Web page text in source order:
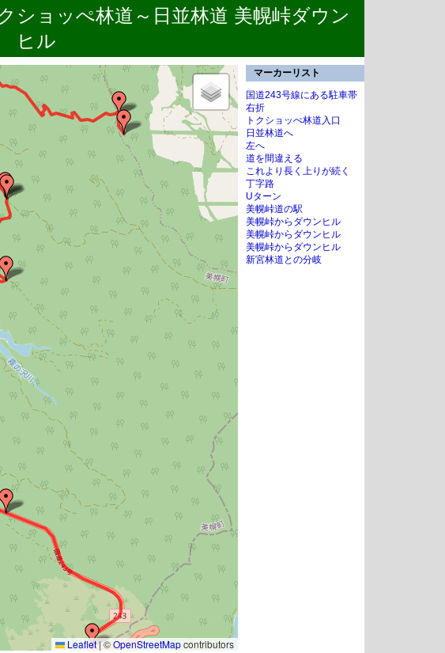
ショッぺ林道～日並林道 美幌峠ダウン
ヒル
Leaflet | ©OpenStreetMapcontributors
マーカーリスト
国道243号線にある駐車帯
右折
トクショッぺ林道入口
日並林道へ
左へ
道を間違える
これより長く上りが続く
丁字路
Uターン
美幌峠道の駅
美幌峠からダウンヒル
美幌峠からダウンヒル
美幌峠からダウンヒル
新宮林道との分岐